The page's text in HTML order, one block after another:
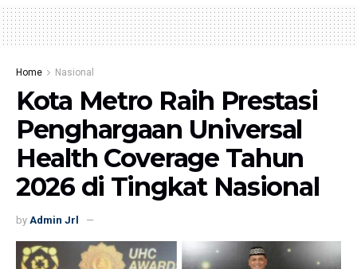
Home Nasional
Kota Metro Raih Prestasi
Penghargaan Universal
Health Coverage Tahun
2026 di Tingkat Nasional
by Admin Jrl